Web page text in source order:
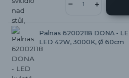
Palnas 62002118 DONA -
LED 42W, 3000K, Ø 60cm